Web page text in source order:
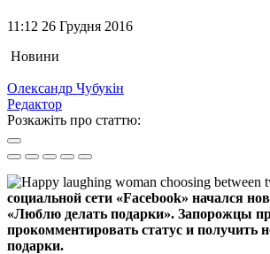
11:12 26 Грудня 2016
Новини
Олександр Чубукін
Редактор
Розкажіть про статтю:
социальной сети «Facebook» начался
«Люблю делать подарки». Запорожцы
прокомментировать статус и получить
подарки.